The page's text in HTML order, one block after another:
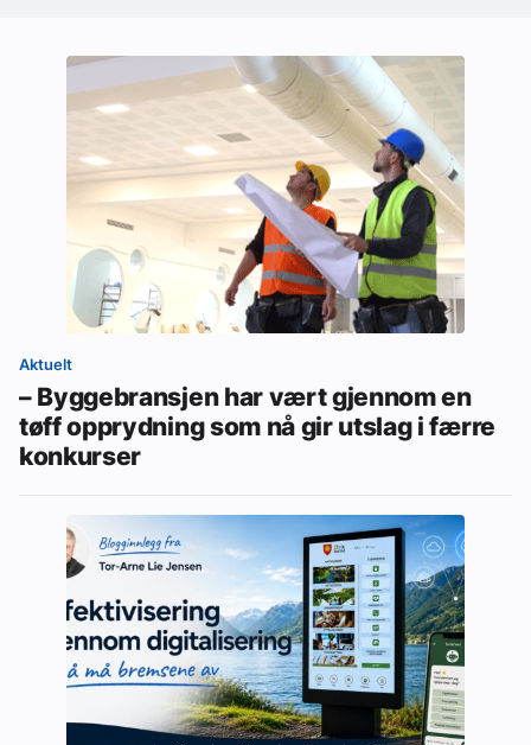
Aktuelt
– Byggebransjen har vært gjennom en
tøff opprydning som nå gir utslag i færre
konkurser